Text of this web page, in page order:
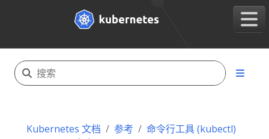
Kubernetes 文档 参考
命令行工具 (kubectl)